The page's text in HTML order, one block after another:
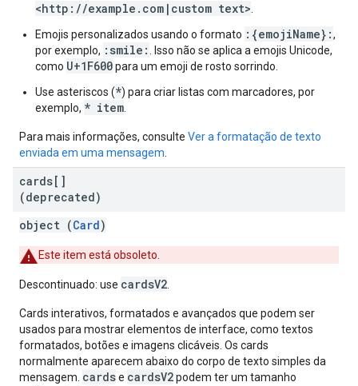
<http://example.com|custom text>
Emojis personalizados usando o formato :{emojiName}:,
por exemplo, :smile:
. Isso não se aplica a emojis Unicode,
como U+1F600para um emoji de rosto sorrindo.
Use asteriscos (*) para criar listas com marcadores, por
exemplo, * item
Para mais informações, consulte Ver a formatação de texto
enviada em uma mensagem
cards[]
(deprecated)
object (Card)
Este item está obsoleto.
Descontinuado: use cardsV2
Cards interativos, formatados e avançados que podem ser
usados para mostrar elementos de interface, como textos
formatados, botões e imagens clicáveis. Os cards
normalmente aparecem abaixo do corpo de texto simples da
mensagem. cardse cardsV2podem ter um tamanho